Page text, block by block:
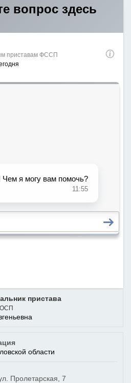
пристава
области
Пролетарская, 7